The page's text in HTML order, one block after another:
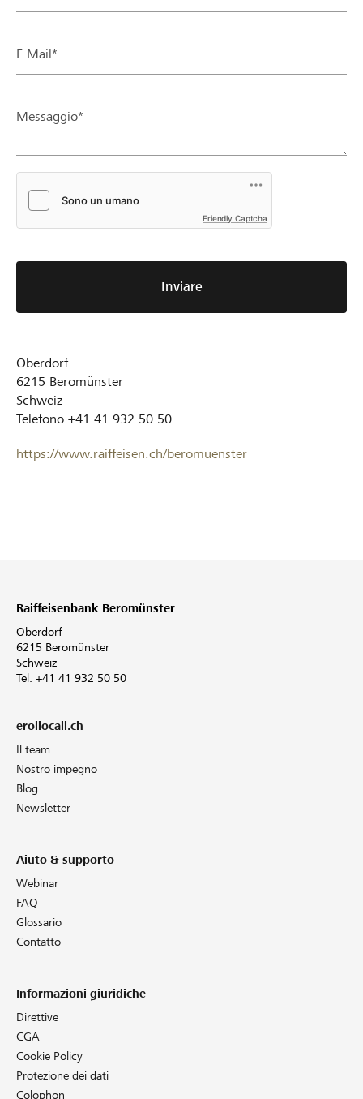
E-Mail*
Messaggio*
Friendly Captcha
Inviare
Oberdorf
6215 Beromünster
Schweiz
Telefono +41 41 932 50 50
https://www.raiffeisen.ch/beromuenster
Raiffeisenbank Beromünster
Oberdorf
6215 Beromünster
Schweiz
Tel. +41 41 932 50 50
eroilocali.ch
Il team
Nostro impegno
Blog
Newsletter
Aiuto & supporto
Webinar
FAQ
Glossario
Contatto
Informazioni giuridiche
Direttive
CGA
Cookie Policy
Protezione dei dati
Colophon